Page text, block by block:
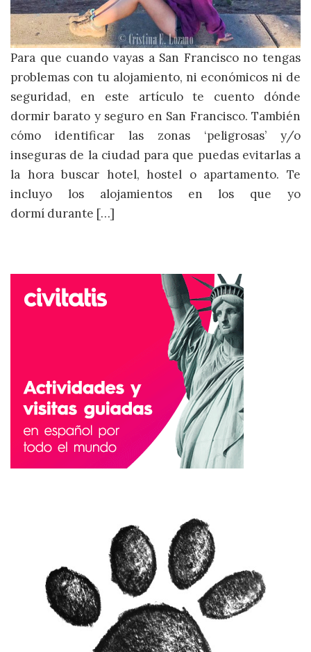
Para que cuando vayas a San Francisco no tengas
problemas con tu alojamiento, ni económicos ni de
seguridad, en este artículo te cuento dónde
dormir barato y seguro en San Francisco. También
cómo identificar las zonas ‘peligrosas’ y/o
inseguras de la ciudad para que puedas evitarlas a
la hora buscar hotel, hostel o apartamento. Te
incluyo los alojamientos en los que yo
dormí durante […]